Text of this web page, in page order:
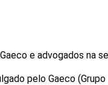
e advogados na
pelo Gaeco